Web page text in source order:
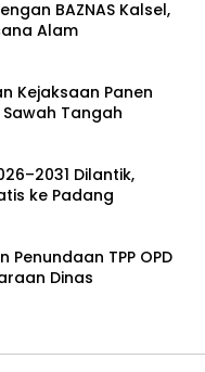
BAZNAS Kalsel,
Alam
Kejaksaan Panen
Tangah
Dilantik,
ke Padang
TPP OPD
Dinas